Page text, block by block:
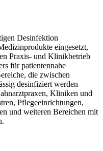
Desinfektion
eingesetzt,
Praxis- und Klinikbetrieb
für patientennahe
die zwischen
desinfiziert werden
Kliniken und
Pflegeeinrichtungen,
und weiteren Bereichen mit